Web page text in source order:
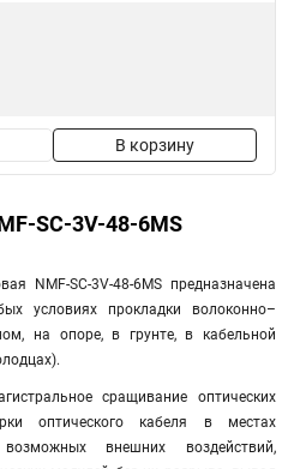
В корзину
SC-3V-48-6MS
NMF-SC-3V-48-6MS предназначена
условиях прокладки волоконно–
на опоре, в грунте, в кабельной
сращивание оптических
оптического кабеля в местах
внешних воздействий,